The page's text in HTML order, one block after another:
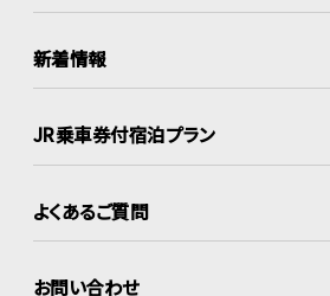
新着情報
JR乗車券付宿泊プラン
よくあるご質問
お問い合わせ